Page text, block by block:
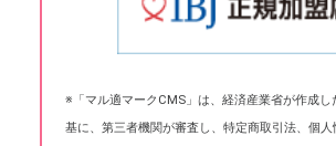
※「マル適マークCMS」は、経済産業省が作成し
基に、第三者機関が審査し、特定商取引法、個